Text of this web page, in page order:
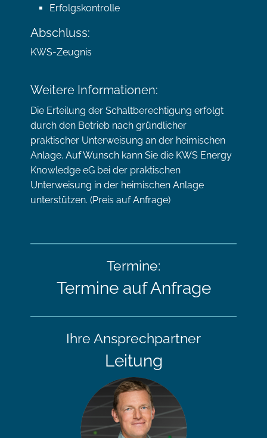
Erfolgskontrolle
Abschluss:
KWS-Zeugnis
Weitere Informationen:
Die Erteilung der Schaltberechtigung erfolgt
durch den Betrieb nach gründlicher
praktischer Unterweisung an der heimischen
Anlage. Auf Wunsch kann Sie die KWS Energy
Knowledge eG bei der praktischen
Unterweisung in der heimischen Anlage
unterstützen. (Preis auf Anfrage)
Termine:
Termine auf Anfrage
Ihre Ansprechpartner
Leitung